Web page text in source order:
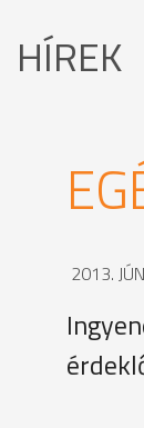
HÍREK
2013.